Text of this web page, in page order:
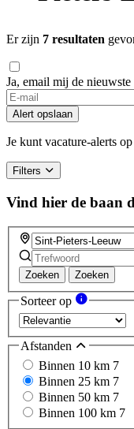
Er zijn 7 resultaten
Ja, email mij de
Alert opslaan
Je kunt vacature-alerts
Filters
Vind hier de baan
Zoeken Zoeken
Sorteer op
Afstanden
Binnen 10 km 7
Binnen 25 km 7
Binnen 50 km 7
Binnen 100 km 7